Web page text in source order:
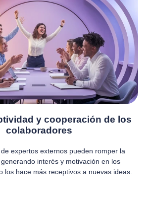
y cooperación de los
colaboradores
expertos externos pueden romper la
interés y motivación en los
los hace más receptivos a nuevas ideas.